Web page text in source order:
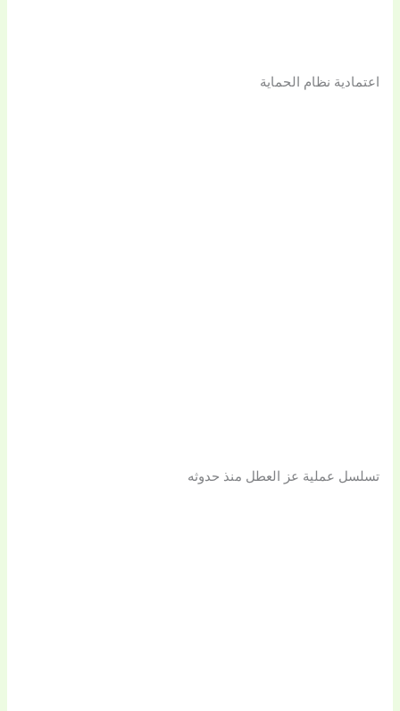
اعتمادية نظام الحماية
تسلسل عملية عز العطل منذ حدوثه